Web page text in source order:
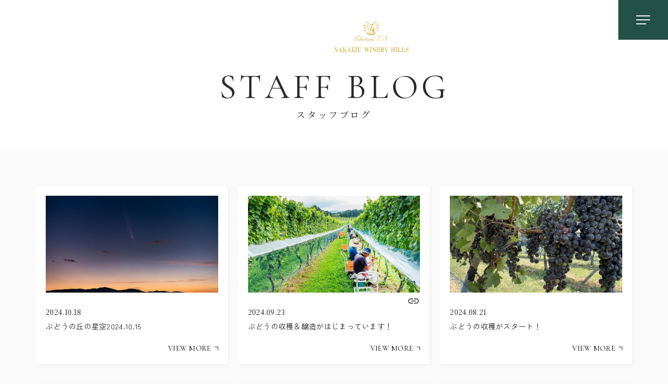
TOP
OUR FEATURES中伊豆ワイナリーの特徴
LOCATION
FREE STYLE
WITH DOG
WEDDING & PHOTO PLAN
STAFF BLOG
スタッフブログ
2024.10.18
ぶどうの丘の星空2024.10.15
VIEW MORE
2024.09.23
ぶどうの収穫＆醸造がはじまっています！
VIEW MORE
2024.08.21
ぶどうの収穫がスタート！
VIEW MORE